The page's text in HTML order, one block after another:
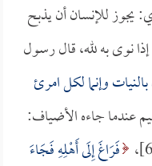
يجوز للإنسان أن يذبح
نوى به لله، قال رسول
بالنيات وإنما لكل امرئ
عندما جاءه الأضياف:
فَرَاغَ إِلَى أَهْلِهِ فَجَاءَ